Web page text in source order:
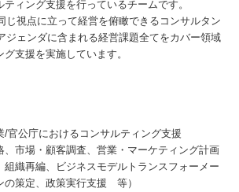
ィング支援を行っているチームです。
じ視点に立って経営を俯瞰できるコンサルタン
ジェンダに含まれる経営課題全てをカバー領域
支援を実施しています。
/官公庁におけるコンサルティング支援
、市場・顧客調査、営業・マーケティング計画
組織再編、ビジネスモデルトランスフォーメー
の策定、政策実行支援 等）